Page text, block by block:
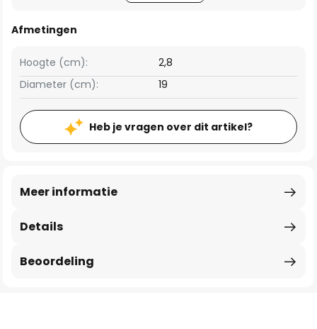
Afmetingen
Hoogte (cm):
2,8
Diameter (cm):
19
Heb je vragen over dit artikel?
Details
Meer informatie
Beoordeling